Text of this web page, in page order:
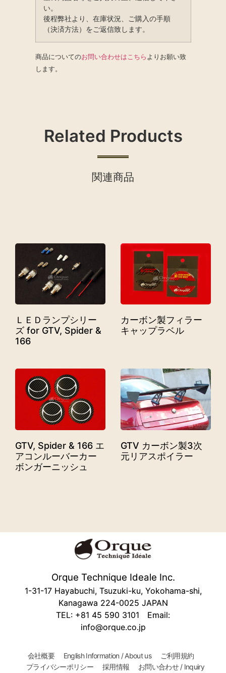
い。
後程弊社より、在庫状況、ご購入の手順
（決済方法）をご返信致します。
商品についてのお問い合わせはこちら よりお願い致
します。
Related Products
関連商品
ＬＥＤランプシリー
ズ for GTV, Spider &
166
カーボン製フィラー
キャップラベル
GTV, Spider & 166 エ
アコンルーバーカー
ボンガーニッシュ
GTV カーボン製3次
元リアスポイラー
Orque Technique Ideale Inc.
1-31-17 Hayabuchi, Tsuzuki-ku, Yokohama-shi,
Kanagawa 224-0025 JAPAN
TEL: +81 45 590 3101 Email:
info@orque.co.jp
会社概要 English Information / About us
ご利用規約
プライバシーポリシー
採用情報 お問い合わせ / Inquiry